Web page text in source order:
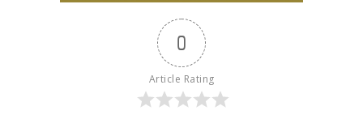
0
Article Rating